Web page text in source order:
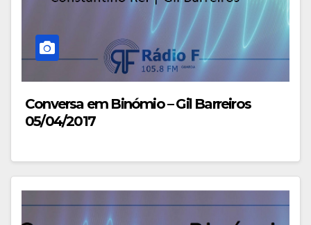
Conversa em Binómio – Gil Barreiros
05/04/2017